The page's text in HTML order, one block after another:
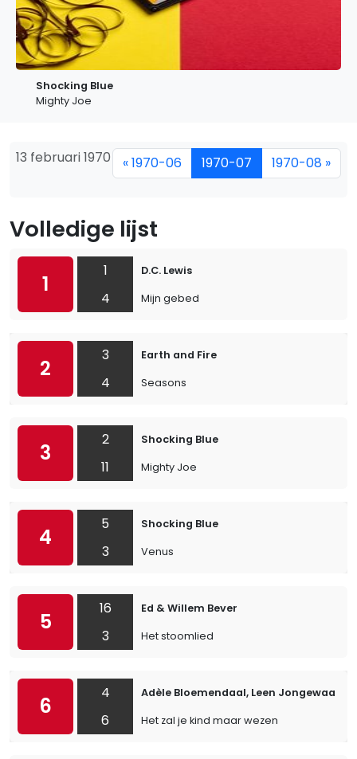
Shocking Blue
Mighty Joe
13 februari 1970 « 1970-06 1970-07 1970-08 »
Volledige lijst
1
1
4
D.C. Lewis
Mijn gebed
2
3
4
Earth and Fire
Seasons
3
2
11
Shocking Blue
Mighty Joe
4
5
3
Shocking Blue
Venus
5
16
3
Ed & Willem Bever
Het stoomlied
6
4
6
Adèle Bloemendaal, Leen Jongewaard
Het zal je kind maar wezen